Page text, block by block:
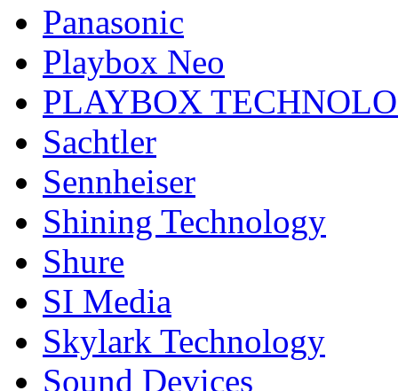
Panasonic
Playbox Neo
PLAYBOX
Sachtler
Sennheiser
Shining Technology
Shure
SI Media
Skylark Technology
Sound Devices